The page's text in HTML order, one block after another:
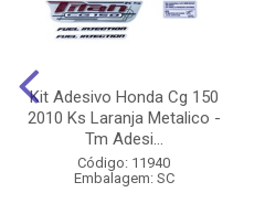
Kit Adesivo Honda Cg 150
2010 Ks Laranja Metalico -
Tm Adesi...
Código: 11940
Embalagem: SC